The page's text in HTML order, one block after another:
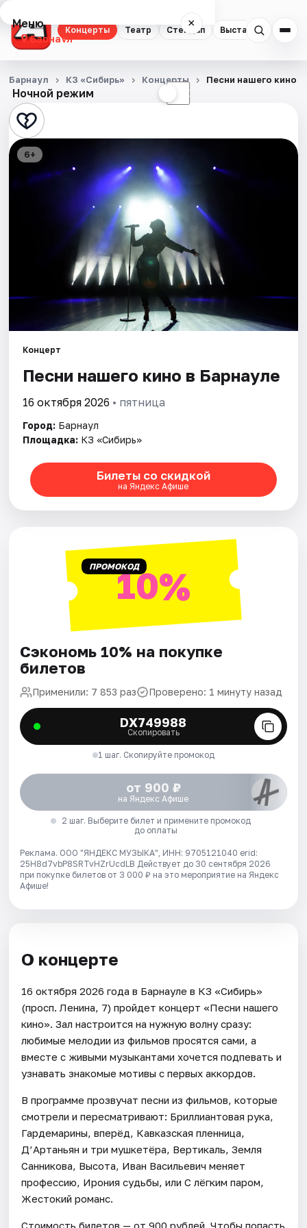
Концерты Театр Стендап Выставки Спорт
Меню ×
Барнаул
Концерты
Театр
Стендап
Выставки
Рейтинги
Ночной режим ☾
Барнаул КЗ «Сибирь» Концерты Песни нашего кино
6+
Концерт
Песни нашего кино в Барнауле
16 октября 2026 • пятница
Город: Барнаул
Площадка: КЗ «Сибирь»
Билеты со скидкой
на Яндекс Афише
ПРОМОКОД10%
Сэкономь 10% на покупке
билетов
Применили: 7 853 раз Проверено: 1 минуту назад
DX749988
Скопировать
1 шаг. Скопируйте промокод
от 900 ₽
на Яндекс Афише
2 шаг. Выберите билет и примените промокод
до оплаты
Реклама. ООО "ЯНДЕКС МУЗЫКА", ИНН: 9705121040 erid:
25H8d7vbP8SRTvHZrUcdLB Действует до 30 сентября 2026
при покупке билетов от 3 000 ₽ на это мероприятие на Яндекс
Афише!
О концерте
16 октября 2026 года в Барнауле в КЗ «Сибирь»
(просп. Ленина, 7) пройдет концерт «Песни нашего
кино». Зал настроится на нужную волну сразу:
любимые мелодии из фильмов просятся сами, а
вместе с живыми музыкантами хочется подпевать и
узнавать знакомые мотивы с первых аккордов.
В программе прозвучат песни из фильмов, которые
смотрели и пересматривают: Бриллиантовая рука,
Гардемарины, вперёд, Кавказская пленница,
Д’Артаньян и три мушкетёра, Вертикаль, Земля
Санникова, Высота, Иван Васильевич меняет
профессию, Ирония судьбы, или С лёгким паром,
Жестокий романс.
Стоимость билетов — от 900 рублей. Чтобы попасть